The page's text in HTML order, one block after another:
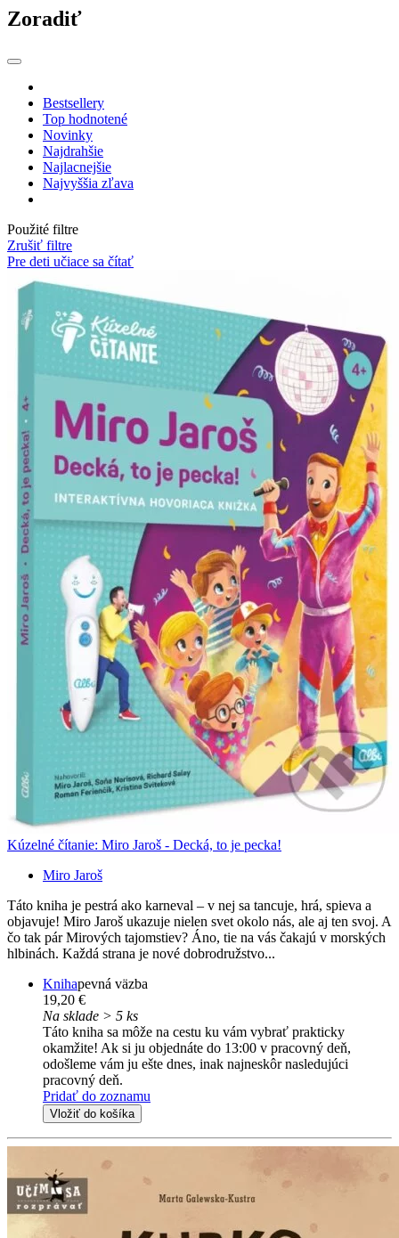
Zoradiť
Bestsellery
Top hodnotené
Novinky
Najdrahšie
Najlacnejšie
Najvyššia zľava
Použité filtre
Zrušiť filtre
Pre deti učiace sa čítať
Kúzelné čítanie: Miro Jaroš - Decká, to je pecka!
Miro Jaroš
Táto kniha je pestrá ako karneval – v nej sa tancuje, hrá, spieva a
objavuje! Miro Jaroš ukazuje nielen svet okolo nás, ale aj ten svoj. A
čo tak pár Mirových tajomstiev? Áno, tie na vás čakajú v morských
hlbinách. Každá strana je nové dobrodružstvo...
Knihapevná väzba
19,20 €
Na sklade > 5 ks
Táto kniha sa môže na cestu ku vám vybrať prakticky
okamžite! Ak si ju objednáte do 13:00 v pracovný deň,
odošleme vám ju ešte dnes, inak najneskôr nasledujúci
pracovný deň.
Pridať do zoznamu
Vložiť do košíka